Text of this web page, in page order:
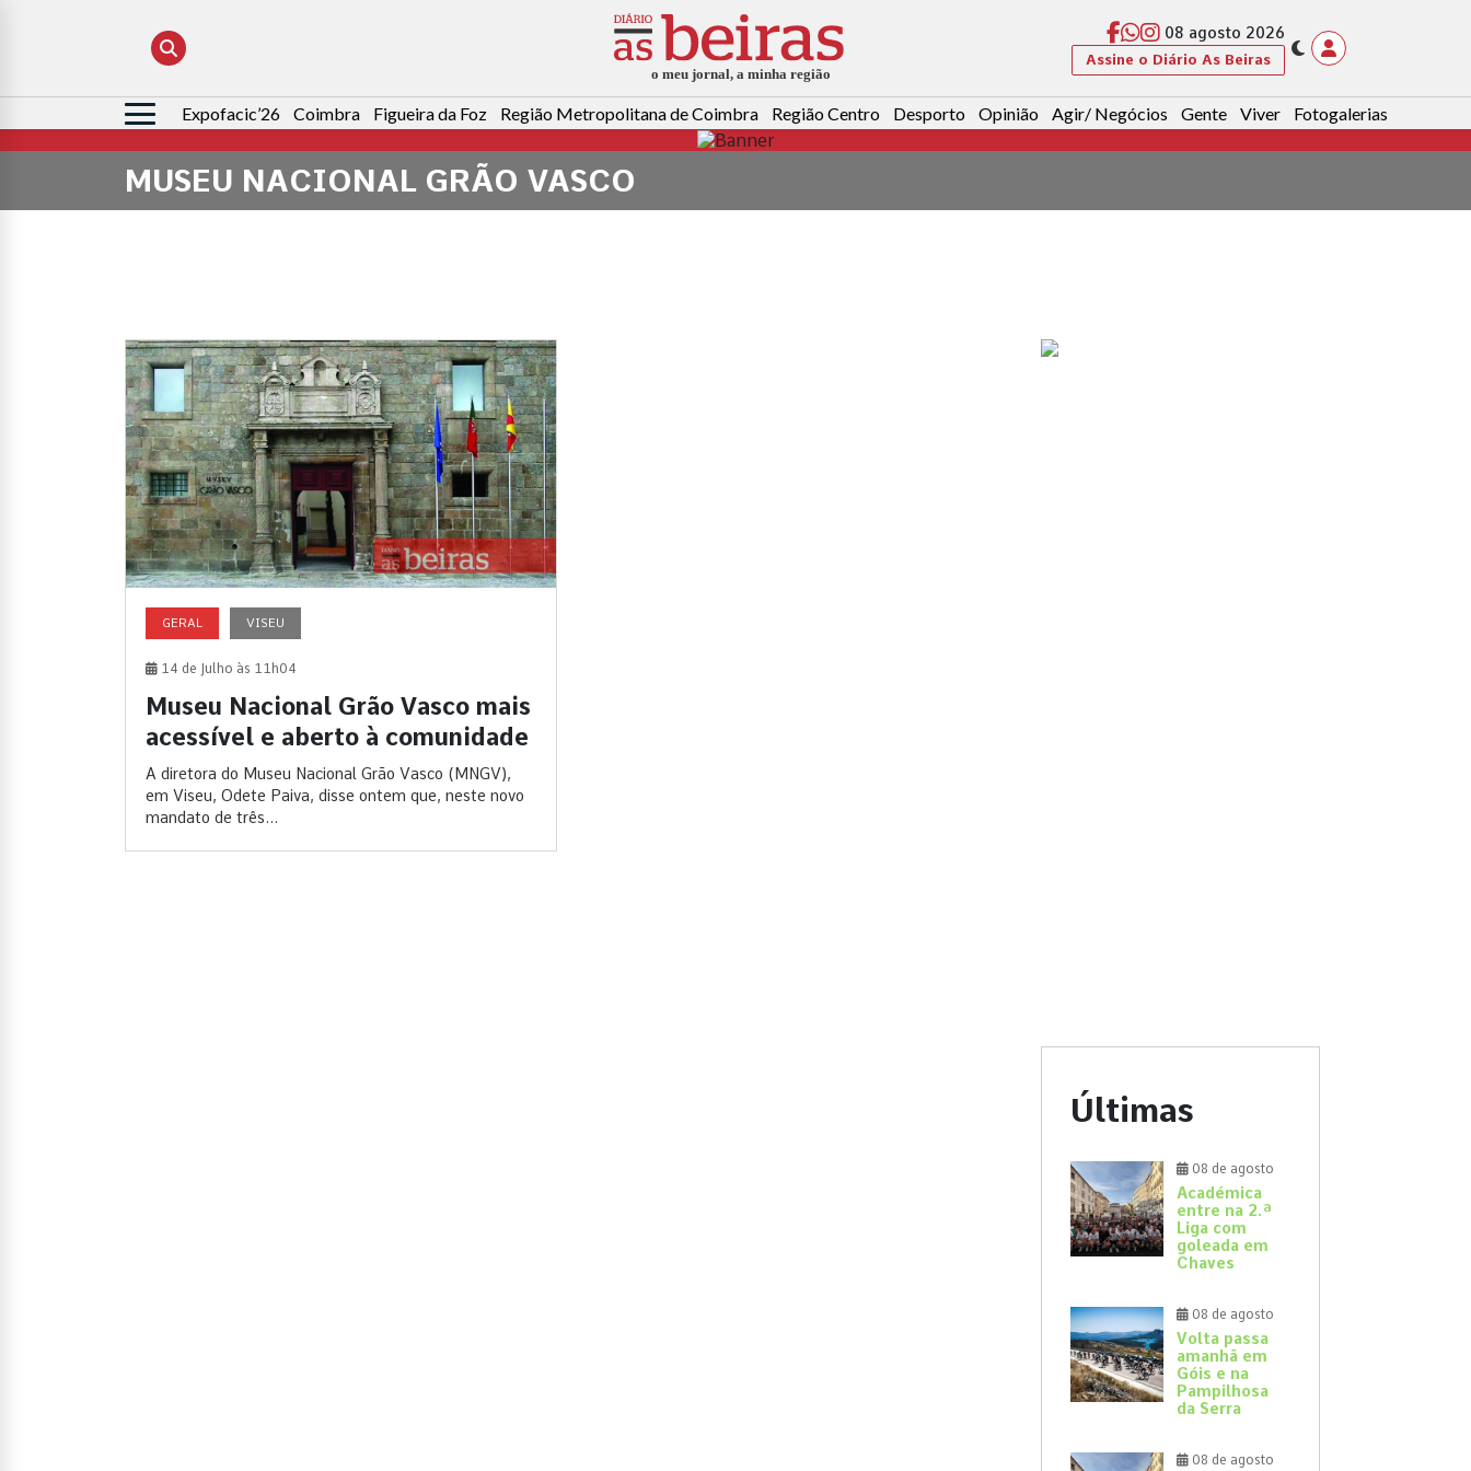
08 agosto 2026
Assine o Diário As Beiras
Pesquisar
por:
Expofacic’26 Coimbra Figueira da Foz Região Metropolitana de Coimbra Região Centro Desporto Opinião Agir/ Negócios Gente Viver Fotogalerias
MUSEU NACIONAL GRÃO VASCO
GERAL VISEU
14 de Julho às 11h04
Museu Nacional Grão Vasco mais
acessível e aberto à comunidade
A diretora do Museu Nacional Grão Vasco (MNGV),
em Viseu, Odete Paiva, disse ontem que, neste novo
mandato de três...
Últimas
08 de agosto
Académica
entre na 2.ª
Liga com
goleada em
Chaves
08 de agosto
Volta passa
amanhã em
Góis e na
Pampilhosa
da Serra
08 de agosto